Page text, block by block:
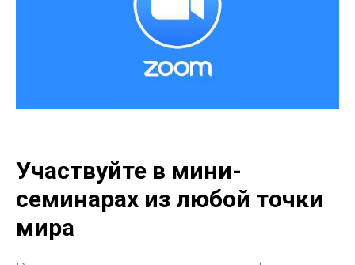
Участвуйте в мини-
семинарах из любой точки
мира